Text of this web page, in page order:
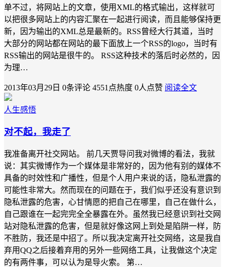
单不过，将网站上的文章，使用XML的格式输出，这样就可
以把很多网站上的内容汇聚在一起进行阅读，而且能够保持更
新，因为输出的XML总是最新的。RSS曾经大行其道，当时
大部分的网站都在网站的最下面放上一个RSS的logo，当时有
RSS输出的网站是很牛的。 RSS这种技术的落后时必然的，因
为理…
2013年03月29日 0条评论 4551点热度 0人点赞 阅读全文
人生感悟
对不起，我走了
我准备离开社交网站。 前几天贾导问我对微博的看法，我就
说：其实微博作为一个媒体是非常好的，因为他有别的媒体不
具备的时效性和广播性，但是个人用户来说的话，隐私泄露的
可能性非常大。然而现在的问题在于，我们似乎还没有意识到
隐私泄露的危害，心甘情愿的把自己在哪里，自己在做什么，
自己跟谁在一起完完全全暴露在外。虽然我已经意识到社交网
站对隐私泄露的危害，但是就好像这网上到处是陷阱一样，防
不胜防，我还是中招了。所以我决定离开社交网络，这是我自
弃用QQ之后接着弃用的另外一些网络工具，让我做这个决定
的有两件事，可以认为是导火索。 第…